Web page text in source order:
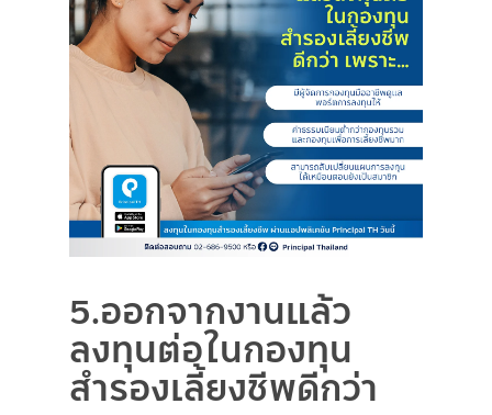
5.ออกจากงานแล้ว
ลงทุนต่อในกองทุน
สำรองเลี้ยงชีพดีกว่า